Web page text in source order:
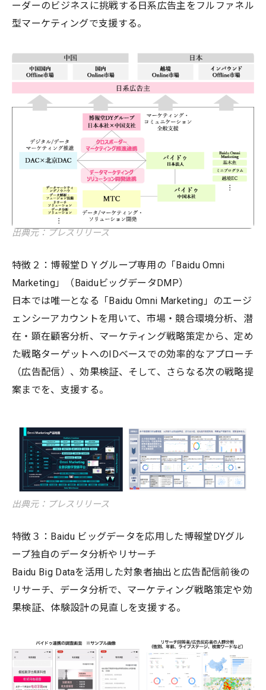
ーダーのビジネスに挑戦する日系広告主をフルファネル
型マーケティングで支援する。
出典元：プレスリリース
特徴２：博報堂ＤＹグループ専用の「Baidu Omni
Marketing」（BaiduビッグデータDMP）
日本では唯一となる「Baidu Omni Marketing」のエージ
ェンシーアカウントを用いて、市場・競合環境分析、潜
在・顕在顧客分析、マーケティング戦略策定から、定め
た戦略ターゲットへのIDベースでの効率的なアプローチ
（広告配信）、効果検証、そして、さらなる次の戦略提
案までを、支援する。
出典元：プレスリリース
特徴３：Baidu ビッグデータを応用した博報堂DYグル
ープ独自のデータ分析やリサーチ
Baidu Big Dataを活用した対象者抽出と広告配信前後の
リサーチ、データ分析で、マーケティング戦略策定や効
果検証、体験設計の見直しを支援する。